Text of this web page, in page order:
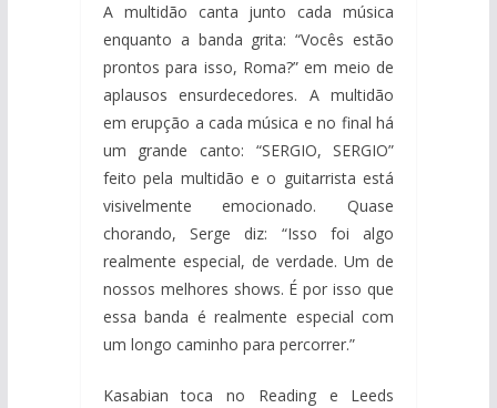
A multidão canta junto cada música
enquanto a banda grita: “Vocês estão
prontos para isso, Roma?” em meio de
aplausos ensurdecedores. A multidão
em erupção a cada música e no final há
um grande canto: “SERGIO, SERGIO”
feito pela multidão e o guitarrista está
visivelmente emocionado. Quase
chorando, Serge diz: “Isso foi algo
realmente especial, de verdade. Um de
nossos melhores shows. É por isso que
essa banda é realmente especial com
um longo caminho para percorrer.”
Kasabian toca no Reading e Leeds